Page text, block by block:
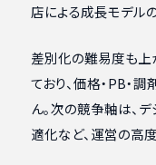
店による成長モデル
差別化の難易度も上
ており、価格・PB・
ん。次の競争軸は、
適化など、運営の高